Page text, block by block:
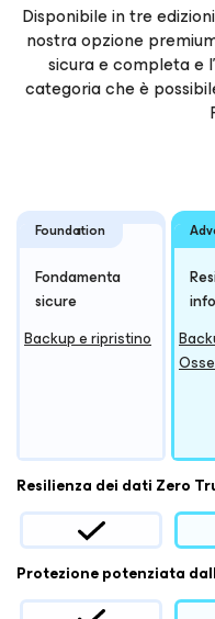
Disponibile in tre
nostra opzione
sicura e completa e
categoria che è
Foundation
Fondamenta
sicure
Backup e ripristino
Resilienza dei dati Zero
Protezione potenziata